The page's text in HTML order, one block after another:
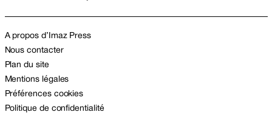
A propos d’Imaz Press
Nous contacter
Plan du site
Mentions légales
Préférences cookies
Politique de confidentialité